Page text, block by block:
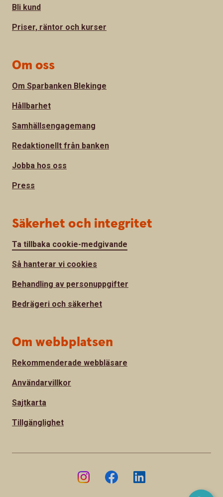
Bli kund
Priser, räntor och kurser
Om oss
Om Sparbanken Blekinge
Hållbarhet
Samhällsengagemang
Redaktionellt från banken
Jobba hos oss
Press
Säkerhet och integritet
Ta tillbaka cookie-medgivande
Så hanterar vi cookies
Behandling av personuppgifter
Bedrägeri och säkerhet
Om webbplatsen
Rekommenderade webbläsare
Användarvillkor
Sajtkarta
Tillgänglighet